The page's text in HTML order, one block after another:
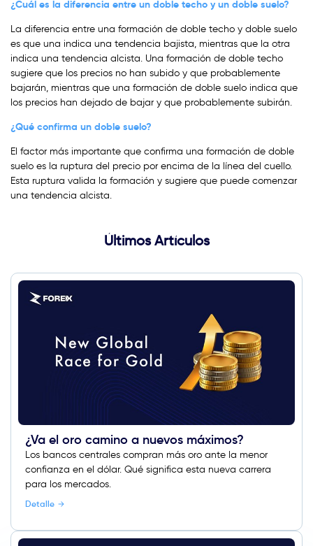
¿Cuál es la diferencia entre un doble techo y un doble suelo?
La diferencia entre una formación de doble techo y doble suelo
es que una indica una tendencia bajista, mientras que la otra
indica una tendencia alcista. Una formación de doble techo
sugiere que los precios no han subido y que probablemente
bajarán, mientras que una formación de doble suelo indica que
los precios han dejado de bajar y que probablemente subirán.
¿Qué confirma un doble suelo?
El factor más importante que confirma una formación de doble
suelo es la ruptura del precio por encima de la línea del cuello.
Esta ruptura valida la formación y sugiere que puede comenzar
una tendencia alcista.
Últimos Artículos
¿Va el oro camino a nuevos máximos?
Los bancos centrales compran más oro ante la menor
confianza en el dólar. Qué significa esta nueva carrera
para los mercados.
Detalle